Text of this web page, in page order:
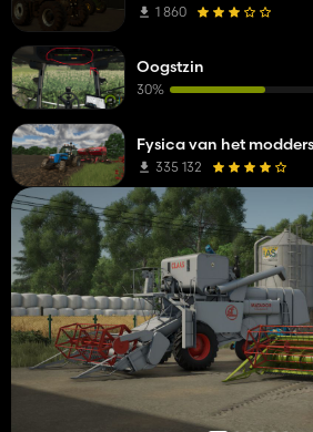
1 860
Oogstzin
30%
Fysica van het
335 132